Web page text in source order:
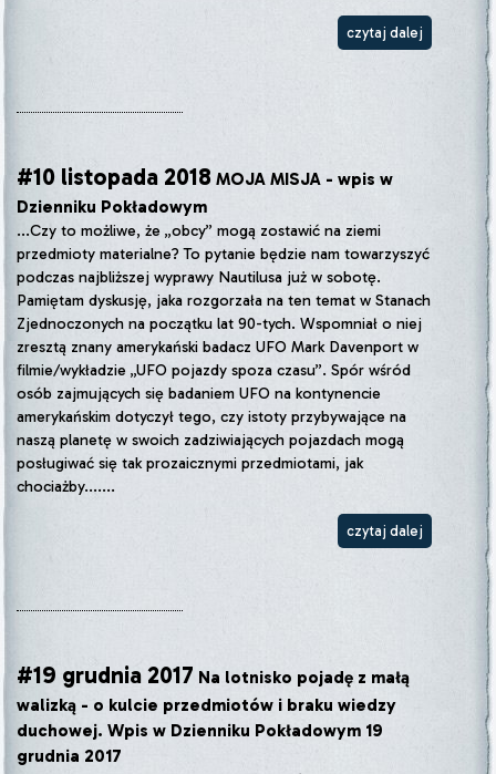
czytaj dalej
#10 listopada 2018 MOJA MISJA - wpis w
Dzienniku Pokładowym
...Czy to możliwe, że „obcy” mogą zostawić na ziemi
przedmioty materialne? To pytanie będzie nam towarzyszyć
podczas najbliższej wyprawy Nautilusa już w sobotę.
Pamiętam dyskusję, jaka rozgorzała na ten temat w Stanach
Zjednoczonych na początku lat 90-tych. Wspomniał o niej
zresztą znany amerykański badacz UFO Mark Davenport w
filmie/wykładzie „UFO pojazdy spoza czasu”. Spór wśród
osób zajmujących się badaniem UFO na kontynencie
amerykańskim dotyczył tego, czy istoty przybywające na
naszą planetę w swoich zadziwiających pojazdach mogą
posługiwać się tak prozaicznymi przedmiotami, jak
chociażby.......
czytaj dalej
#19 grudnia 2017 Na lotnisko pojadę z małą
walizką - o kulcie przedmiotów i braku wiedzy
duchowej. Wpis w Dzienniku Pokładowym 19
grudnia 2017